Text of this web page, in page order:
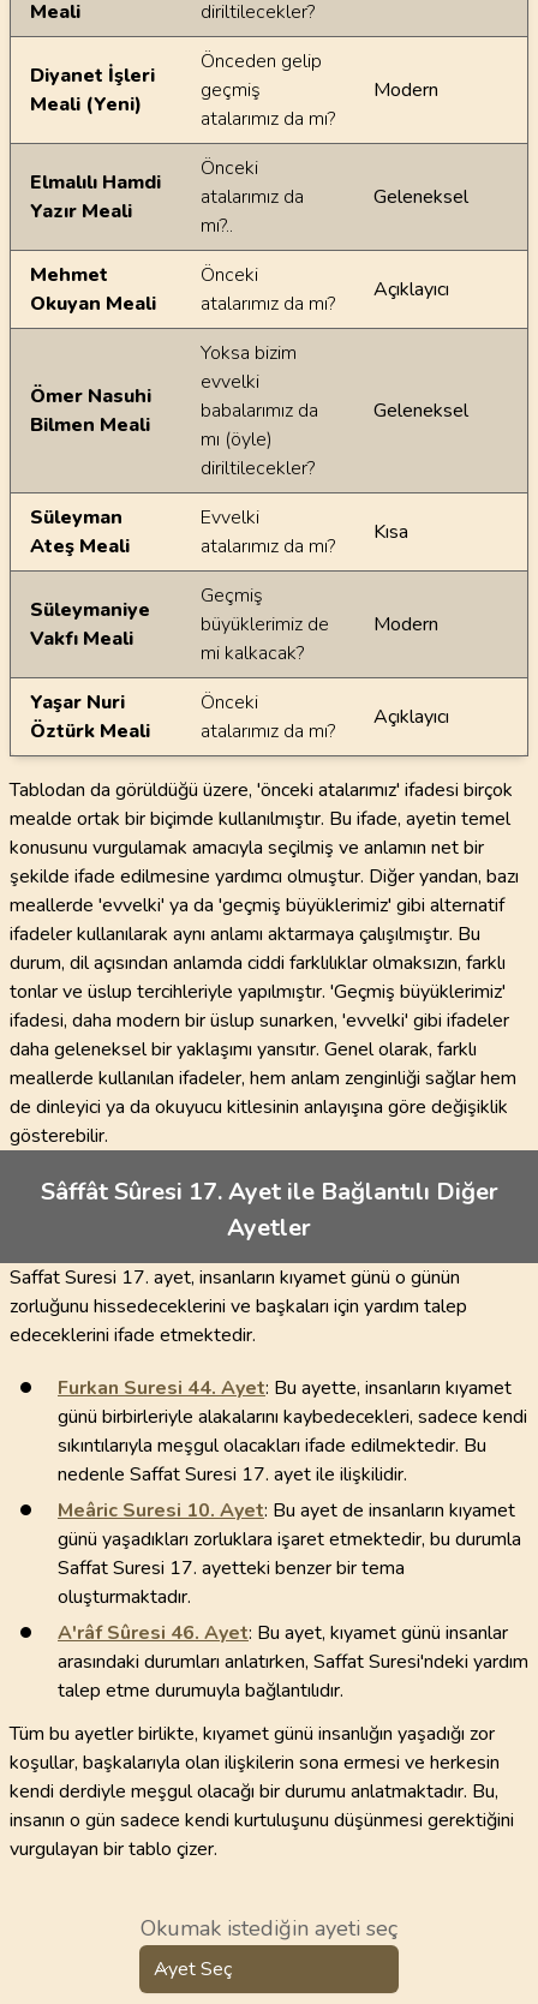
Meali diriltilecekler?
Diyanet İşleri
Meali (Yeni)
Önceden gelip
geçmiş
atalarımız da mı?
Modern
Elmalılı Hamdi
Yazır Meali
Önceki
atalarımız da
mı?..
Geleneksel
Mehmet
Okuyan Meali
Önceki
atalarımız da mı?
Açıklayıcı
Ömer Nasuhi
Bilmen Meali
Yoksa bizim
evvelki
babalarımız da
mı (öyle)
diriltilecekler?
Geleneksel
Süleyman
Ateş Meali
Evvelki
atalarımız da mı?
Kısa
Süleymaniye
Vakfı Meali
Geçmiş
büyüklerimiz de
mi kalkacak?
Modern
Yaşar Nuri
Öztürk Meali
Önceki
atalarımız da mı?
Açıklayıcı
Tablodan da görüldüğü üzere, 'önceki atalarımız' ifadesi birçok
mealde ortak bir biçimde kullanılmıştır. Bu ifade, ayetin temel
konusunu vurgulamak amacıyla seçilmiş ve anlamın net bir
şekilde ifade edilmesine yardımcı olmuştur. Diğer yandan, bazı
meallerde 'evvelki' ya da 'geçmiş büyüklerimiz' gibi alternatif
ifadeler kullanılarak aynı anlamı aktarmaya çalışılmıştır. Bu
durum, dil açısından anlamda ciddi farklılıklar olmaksızın, farklı
tonlar ve üslup tercihleriyle yapılmıştır. 'Geçmiş büyüklerimiz'
ifadesi, daha modern bir üslup sunarken, 'evvelki' gibi ifadeler
daha geleneksel bir yaklaşımı yansıtır. Genel olarak, farklı
meallerde kullanılan ifadeler, hem anlam zenginliği sağlar hem
de dinleyici ya da okuyucu kitlesinin anlayışına göre değişiklik
gösterebilir.
Sâffât Sûresi 17. Ayet ile Bağlantılı Diğer
Ayetler
Saffat Suresi 17. ayet, insanların kıyamet günü o günün
zorluğunu hissedeceklerini ve başkaları için yardım talep
edeceklerini ifade etmektedir.
Furkan Suresi 44. Ayet: Bu ayette, insanların kıyamet
günü birbirleriyle alakalarını kaybedecekleri, sadece kendi
sıkıntılarıyla meşgul olacakları ifade edilmektedir. Bu
nedenle Saffat Suresi 17. ayet ile ilişkilidir.
Meâric Suresi 10. Ayet: Bu ayet de insanların kıyamet
günü yaşadıkları zorluklara işaret etmektedir, bu durumla
Saffat Suresi 17. ayetteki benzer bir tema
oluşturmaktadır.
A'râf Sûresi 46. Ayet: Bu ayet, kıyamet günü insanlar
arasındaki durumları anlatırken, Saffat Suresi'ndeki yardım
talep etme durumuyla bağlantılıdır.
Tüm bu ayetler birlikte, kıyamet günü insanlığın yaşadığı zor
koşullar, başkalarıyla olan ilişkilerin sona ermesi ve herkesin
kendi derdiyle meşgul olacağı bir durumu anlatmaktadır. Bu,
insanın o gün sadece kendi kurtuluşunu düşünmesi gerektiğini
vurgulayan bir tablo çizer.
Okumak istediğin ayeti seç
Ayet Seç